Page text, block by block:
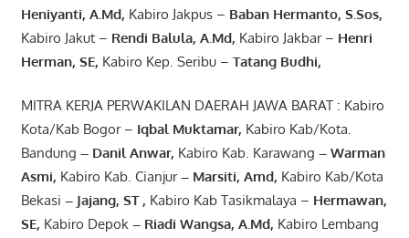
Heniyanti, A.Md, Kabiro Jakpus – Baban Hermanto, S.Sos,
Kabiro Jakut – Rendi Balula, A.Md, Kabiro Jakbar – Henri
Herman, SE, Kabiro Kep. Seribu – Tatang Budhi,
MITRA KERJA PERWAKILAN DAERAH JAWA BARAT : Kabiro
Kota/Kab Bogor – Iqbal Muktamar, Kabiro Kab/Kota.
Bandung – Danil Anwar, Kabiro Kab. Karawang –Warman
Asmi, Kabiro Kab. Cianjur– Marsiti, Amd, Kabiro Kab/Kota
Bekasi – Jajang, ST , Kabiro Kab Tasikmalaya – Hermawan,
SE, Kabiro Depok– Riadi Wangsa, A.Md, Kabiro Lembang